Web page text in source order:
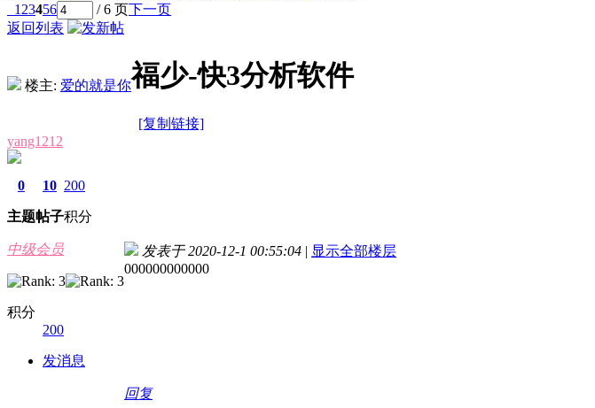
1 23456 / 6 页下一页
返回列表
楼主: 爱的就是你福少-快3分析软件
[复制链接]
yang1212
0
主题
10
帖子
200
积分
中级会员
积分
200
发消息
发表于 2020-12-1 00:55:04 | 显示全部楼层
000000000000
回复